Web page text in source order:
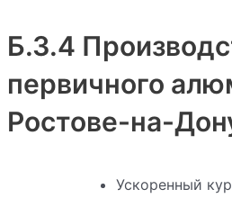
Б.3.4
первичного
Ростове-на-
Ускоренный